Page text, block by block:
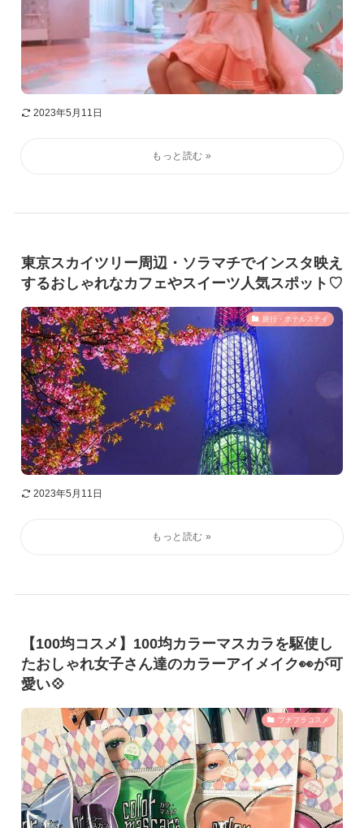
2023年5月11日
東京スカイツリー周辺・ソラマチでインスタ映え
するおしゃれなカフェやスイーツ人気スポット♡
旅行・ホテルステイ
2023年5月11日
【100均コスメ】100均カラーマスカラを駆使し
たおしゃれ女子さん達のカラーアイメイク👀が可
愛い💠
プチプラコスメ